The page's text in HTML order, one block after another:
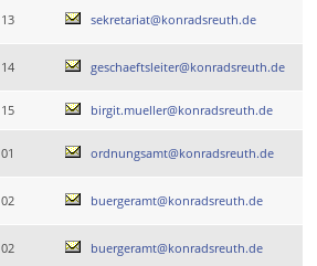
13 sekretariat@konradsreuth.de
14 geschaeftsleiter@konradsreuth.de
15 birgit.mueller@konradsreuth.de
01 ordnungsamt@konradsreuth.de
02 buergeramt@konradsreuth.de
02 buergeramt@konradsreuth.de